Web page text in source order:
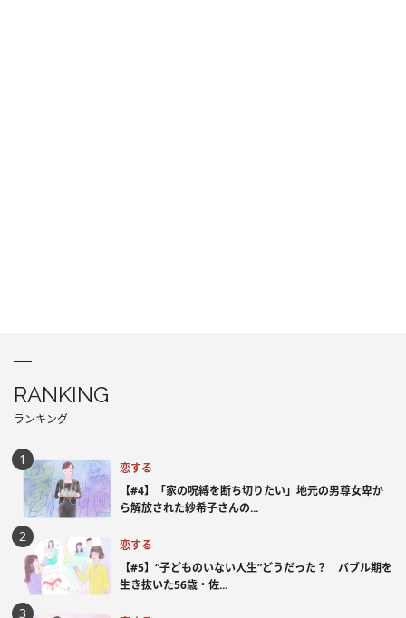
RANKING
ランキング
恋する
【#4】「家の呪縛を断ち切りたい」地元の男尊女卑か
ら解放された紗希子さんの...
恋する
【#5】“子どものいない人生”どうだった？ バブル期を
生き抜いた56歳・佐...